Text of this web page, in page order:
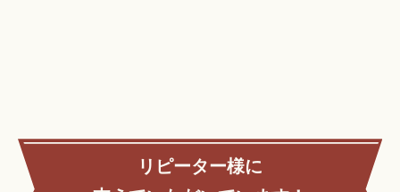
リピーター様に